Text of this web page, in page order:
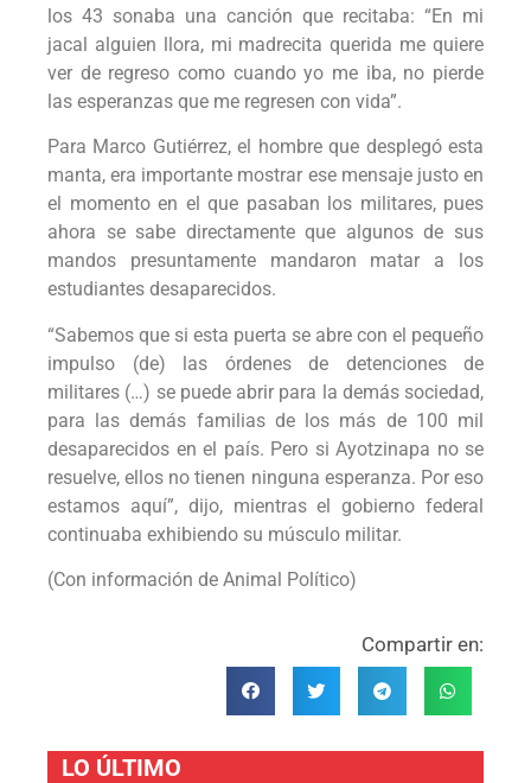
los 43 sonaba una canción que recitaba: “En mi
jacal alguien llora, mi madrecita querida me quiere
ver de regreso como cuando yo me iba, no pierde
las esperanzas que me regresen con vida”.
Para Marco Gutiérrez, el hombre que desplegó esta
manta, era importante mostrar ese mensaje justo en
el momento en el que pasaban los militares, pues
ahora se sabe directamente que algunos de sus
mandos presuntamente mandaron matar a los
estudiantes desaparecidos.
“Sabemos que si esta puerta se abre con el pequeño
impulso (de) las órdenes de detenciones de
militares (…) se puede abrir para la demás sociedad,
para las demás familias de los más de 100 mil
desaparecidos en el país. Pero si Ayotzinapa no se
resuelve, ellos no tienen ninguna esperanza. Por eso
estamos aquí”, dijo, mientras el gobierno federal
continuaba exhibiendo su músculo militar.
(Con información de Animal Político)
Compartir en:
LO ÚLTIMO